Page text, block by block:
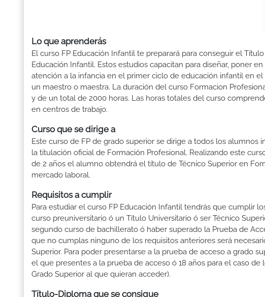
Lo que aprenderás
El curso FP Educación Infantil te preparará para conseguir el
Educación Infantil. Estos estudios capacitan para diseñar, poner
atención a la infancia en el primer ciclo de educación infantil en
un maestro o maestra. La duración del curso Formacion
y de un total de 2000 horas. Las horas totales del curso
en centros de trabajo.
Curso que se dirige a
Este curso de FP de grado superior se dirige a todos los
la titulación oficial de Formación Profesional. Realizando este
de 2 años el alumno obtendrá el título de Técnico Superior en
mercado laboral.
Requisitos a cumplir
Para estudiar el curso FP Educación Infantil tendrás que cumplir
curso preuniversitario ó un Título Universitario ó ser Técnico
segundo curso de bachillerato ó haber superado la Prueba de
que no cumplas ninguno de los requisitos anteriores será
Superior. Para poder presentarse a la prueba de acceso a grado
el que presentes a la prueba de acceso ó 18 años para el caso
Grado Superior al que quieran acceder).
Título-Diploma que se consigue